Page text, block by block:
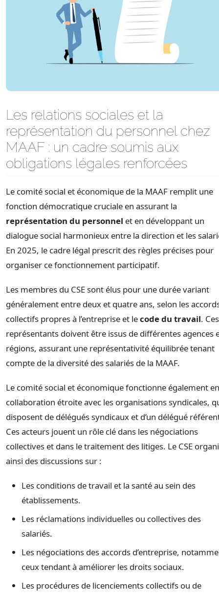
Les relations sociales et la
représentation du personnel chez
MAAF : un cadre soumis aux
obligations légales renforcées
Le comité social et économique de la MAAF remplit une
fonction démocratique cruciale en assurant la
représentation du personnel et en développant un
dialogue social harmonieux entre la direction et les
En 2025, le cadre légal prescrit des règles précises pour
organiser ce fonctionnement participatif.
Les membres du CSE sont élus pour une durée variant
généralement entre deux et quatre ans, selon les
collectifs propres à l’entreprise et lecode du travail. Ces
représentants doivent être issus de différentes agences
régions, assurant une représentativité équilibrée tenant
compte de la diversité des salariés de la MAAF.
Le comité social et économique fonctionne également en
collaboration étroite avec les organisations syndicales,
disposent de délégués syndicaux et d’un délégué
Ces acteurs jouent un rôle clé dans les négociations
collectives et dans le traitement des litiges. Le CSE
ainsi des discussions sur :
Les conditions de travail et la santé au sein des
établissements.
Les réclamations individuelles ou collectives des
salariés.
Les négociations des accords d’entreprise,
ceux tendant à améliorer les droits sociaux.
Les procédures de licenciements collectifs ou de